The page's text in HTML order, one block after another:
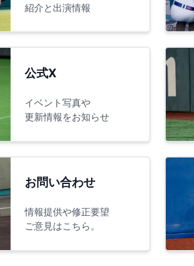
紹介と出演情報
公式X
イベント写真や
更新情報をお知らせ
お問い合わせ
情報提供や修正要望
ご意見はこちら。